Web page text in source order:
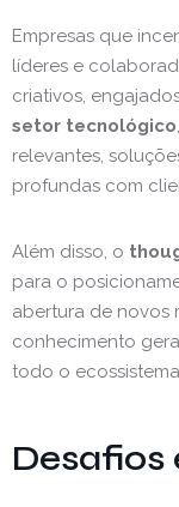
Empresas que
líderes e
criativos,
setor tecnológico
relevantes,
profundas com
Além disso, o
para o
abertura de novos
conhecimento
todo o
Desafios